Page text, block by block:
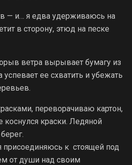
— и… я едва удерживаюсь на
в сторону, этюд на песке
ветра вырывает бумагу из
ее схватить и убежать
переворачиваю картон,
коснулся краски. Ледяной
присоединяюсь к стоящей под
от души над своим